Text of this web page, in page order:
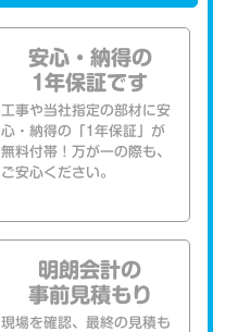
安心・納得の
1年保証です
工事や当社指定の部材に安
心・納得の「1年保証」が
無料付帯！万が一の際も、
ご安心ください。
明朗会計の
事前見積もり
現場を確認、最終の見積も